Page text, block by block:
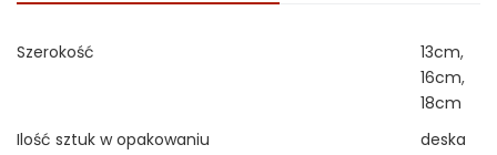
Szerokość 13cm,
16cm,
18cm
Ilość sztuk w opakowaniu
deska